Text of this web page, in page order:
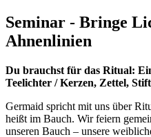
Seminar - Bringe
Ahnenlinien
Du brauchst für das Ritual:
Teelichter / Kerzen, Zettel,
Germaid spricht mit uns über
heißt im Bauch. Wir feiern
unseren Bauch – unsere